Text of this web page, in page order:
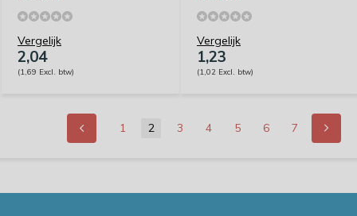
Vergelijk
2,04
(1,69 Excl. btw)
Vergelijk
1,23
(1,02 Excl. btw)
1 2 3 4 5 6 7